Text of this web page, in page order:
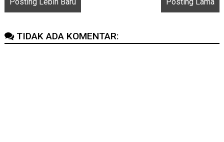
Posting Lebih Baru Posting Lama
TIDAK ADA KOMENTAR: